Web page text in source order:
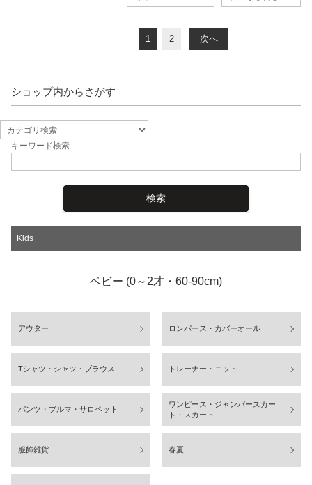
1 2 次へ
ショップ内からさがす
キーワード検索
Kids
ベビー (0～2才・60-90cm)
アウター ロンパース・カバーオール
Tシャツ・シャツ・ブラウス トレーナー・ニット
パンツ・ブルマ・サロペット
ワンピース・ジャンパースカー
ト・スカート
服飾雑貨 春夏